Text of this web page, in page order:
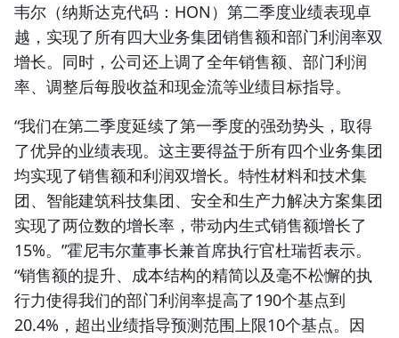
韦尔（纳斯达克代码：HON ）第二季度业绩表现卓
越，实现了所有四大业务集团销售额和部门利润率双
增长。同时，公司还上调了全年销售额、部门利润
率、调整后每股收益和现金流等业绩目标指导。
“我们在第二季度延续了第一季度的强劲势头，取得
了优异的业绩表现。这主要得益于所有四个业务集团
均实现了销售额和利润双增长。特性材料和技术集
团、智能建筑科技集团、安全和生产力解决方案集团
实现了两位数的增长率，带动内生式销售额增长了
15%。”霍尼韦尔董事长兼首席执行官杜瑞哲表示。
“销售额的提升、成本结构的精简以及毫不松懈的执
行力使得我们的部门利润率提高了190个基点到
20.4%，超出业绩指导预测范围上限10个基点。因